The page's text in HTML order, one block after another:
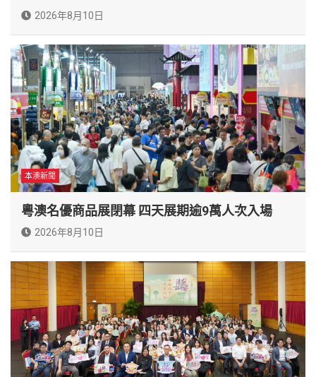
2026年8月10日
本澳新聞
粵澳名優商品展閉幕 四天展期逾9萬人次入場
2026年8月10日